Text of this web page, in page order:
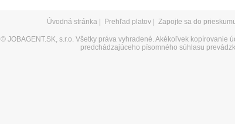
Úvodná stránka Prehľad platov Zapojte sa do
© JOBAGENT.SK, s.r.o. Všetky práva vyhradené. Akékoľvek kopírovanie
predchádzajúceho písomného súhlasu